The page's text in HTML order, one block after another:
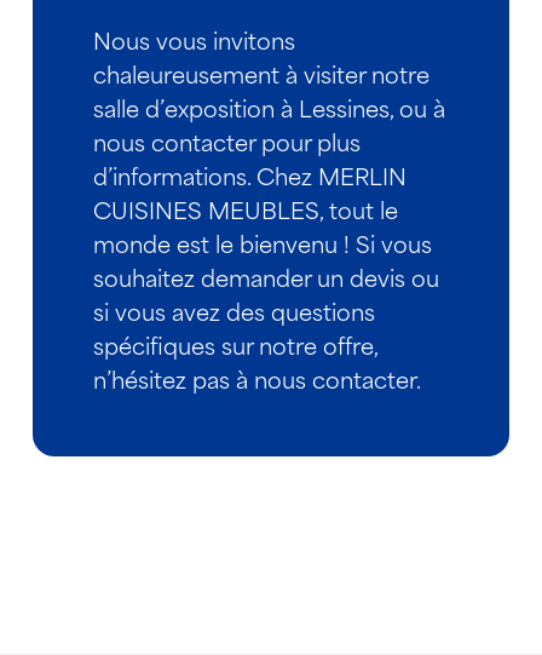
Nous vous invitons
chaleureusement à visiter notre
salle d’exposition à Lessines, ou à
nous contacter pour plus
d’informations. Chez MERLIN
CUISINES MEUBLES, tout le
monde est le bienvenu ! Si vous
souhaitez demander un devis ou
si vous avez des questions
spécifiques sur notre offre,
n’hésitez pas à nous contacter.